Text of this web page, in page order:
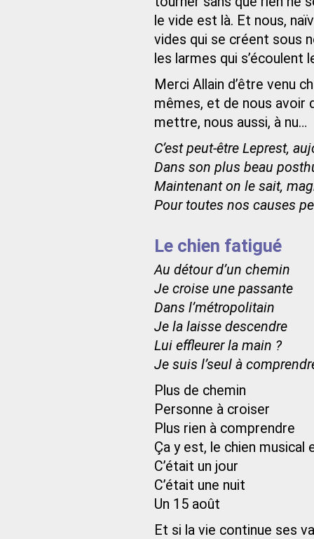
le vide est là. Et nous,
vides qui se créent sous
les larmes qui
Merci Allain d’être venu
mêmes, et de nous avoir
mettre, nous aussi, à nu…
C’est peut-être Leprest,
Dans son plus beau
Maintenant on le sait,
Pour toutes nos causes
Le chien fatigué
Au détour d’un chemin
Je croise une passante
Dans l’métropolitain
Je la laisse descendre
Lui effleurer la main ?
Je suis l’seul à
Plus de chemin
Personne à croiser
Plus rien à comprendre
Ça y est, le chien musical
C’était un jour
C’était une nuit
Un 15 août
Et si la vie continue ses